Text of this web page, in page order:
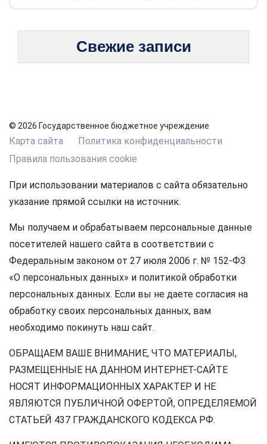
Свежие записи
© 2026 Государственное бюджетное учреждение
Карта сайта
Политика конфиденциальности
Правила пользования cookie
При использовании материалов с сайта обязательно
указание прямой ссылки на источник.
Мы получаем и обрабатываем персональные данные
посетителей нашего сайта в соответствии с
Федеральным законом от 27 июля 2006 г. № 152-ФЗ
«О персональных данных» и политикой обработки
персональных данных. Если вы не даете согласия на
обработку своих персональных данных, вам
необходимо покинуть наш сайт.
ОБРАЩАЕМ ВАШЕ ВНИМАНИЕ, ЧТО МАТЕРИАЛЫ,
РАЗМЕЩЕННЫЕ НА ДАННОМ ИНТЕРНЕТ-САЙТЕ
НОСЯТ ИНФОРМАЦИОННЫХ ХАРАКТЕР И НЕ
ЯВЛЯЮТСЯ ПУБЛИЧНОЙ ОФЕРТОЙ, ОПРЕДЕЛЯЕМОЙ
СТАТЬЕЙ 437 ГРАЖДАНСКОГО КОДЕКСА РФ.